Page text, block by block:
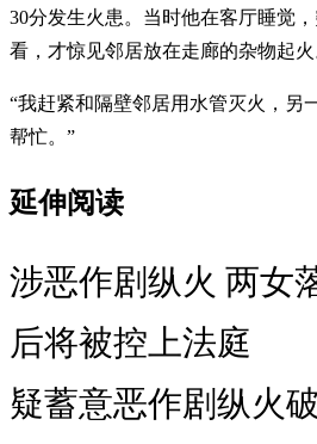
30分发生火患。当时他在客厅睡觉
看，才惊见邻居放在走廊的杂物起火
“我赶紧和隔壁邻居用水管灭火，另
帮忙。”
延伸阅读
涉恶作剧纵火 两女
后将被控上法庭
疑蓄意恶作剧纵火